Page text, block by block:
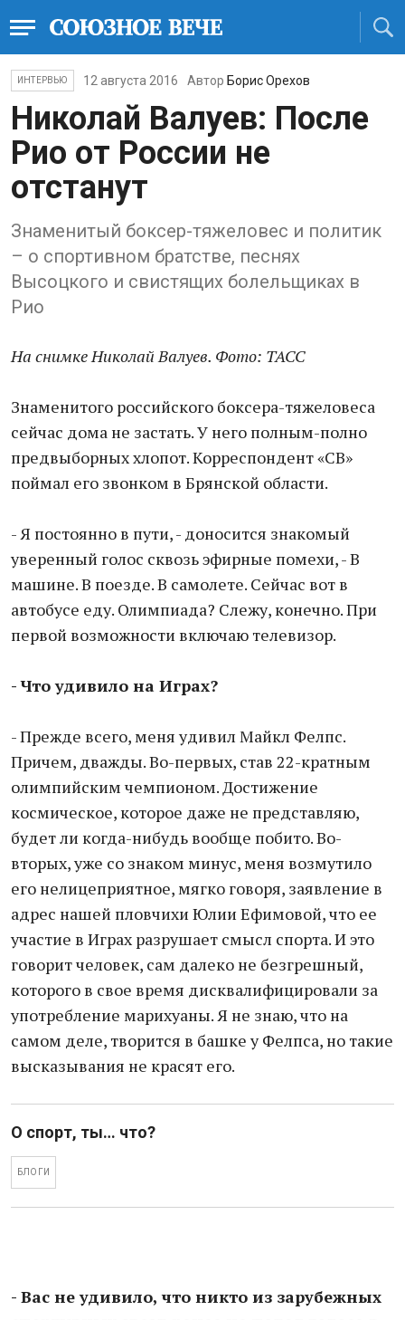
ИНТЕРВЬЮ 12 августа 2016 Автор Борис Орехов
Николай Валуев: После
Рио от России не
отстанут
Знаменитый боксер-тяжеловес и политик
– о спортивном братстве, песнях
Высоцкого и свистящих болельщиках в
Рио
На снимке Николай Валуев. Фото: ТАСС
Знаменитого российского боксера-тяжеловеса
сейчас дома не застать. У него полным-полно
предвыборных хлопот. Корреспондент «СВ»
поймал его звонком в Брянской области.
- Я постоянно в пути, - доносится знакомый
уверенный голос сквозь эфирные помехи, - В
машине. В поезде. В самолете. Сейчас вот в
автобусе еду. Олимпиада? Слежу, конечно. При
первой возможности включаю телевизор.
- Что удивило на Играх?
- Прежде всего, меня удивил Майкл Фелпс.
Причем, дважды. Во-первых, став 22-кратным
олимпийским чемпионом. Достижение
космическое, которое даже не представляю,
будет ли когда-нибудь вообще побито. Во-
вторых, уже со знаком минус, меня возмутило
его нелицеприятное, мягко говоря, заявление в
адрес нашей пловчихи Юлии Ефимовой, что ее
участие в Играх разрушает смысл спорта. И это
говорит человек, сам далеко не безгрешный,
которого в свое время дисквалифицировали за
употребление марихуаны. Я не знаю, что на
самом деле, творится в башке у Фелпса, но такие
высказывания не красят его.
О спорт, ты… что?
БЛОГИ
- Вас не удивило, что никто из зарубежных